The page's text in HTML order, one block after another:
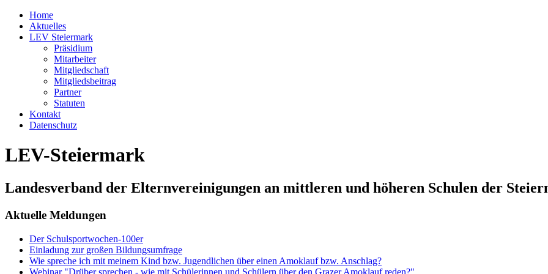
Home
Aktuelles
LEV Steiermark
Präsidium
Mitarbeiter
Mitgliedschaft
Mitgliedsbeitrag
Partner
Statuten
Kontakt
Datenschutz
LEV-Steiermark
Landesverband der Elternvereinigungen an mittleren und höheren Schulen der
Aktuelle Meldungen
Der Schulsportwochen-100er
Einladung zur großen Bildungsumfrage
Wie spreche ich mit meinem Kind bzw. Jugendlichen über einen Amoklauf bzw. Anschlag?
Webinar "Drüber sprechen - wie mit Schülerinnen und Schülern über den Grazer Amoklauf reden?"